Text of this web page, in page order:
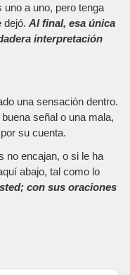
a uno, pero tenga
dejó. Al final, esa única
interpretación
una sensación dentro.
señal o una mala,
su cuenta.
no encajan, o si le ha
abajo, tal como lo
con sus oraciones